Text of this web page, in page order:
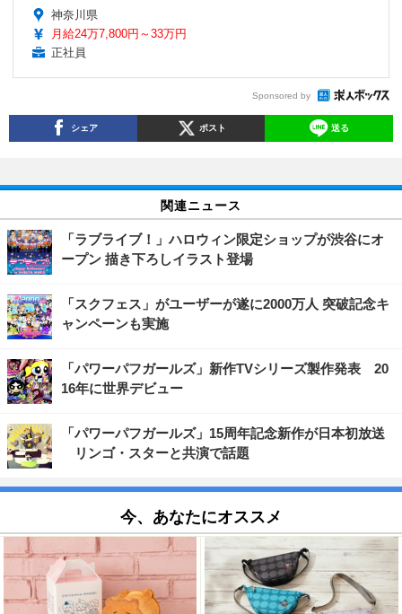
神奈川県
月給24万7,800円～33万円
正社員
Sponsored by
シェア ポスト 送る
関連ニュース
「ラブライブ！」ハロウィン限定ショップが渋谷にオ
ープン 描き下ろしイラスト登場
「スクフェス」がユーザーが遂に2000万人 突破記念キ
ャンペーンも実施
「パワーパフガールズ」新作TVシリーズ製作発表 20
16年に世界デビュー
「パワーパフガールズ」15周年記念新作が日本初放送
リンゴ・スターと共演で話題
今、あなたにオススメ